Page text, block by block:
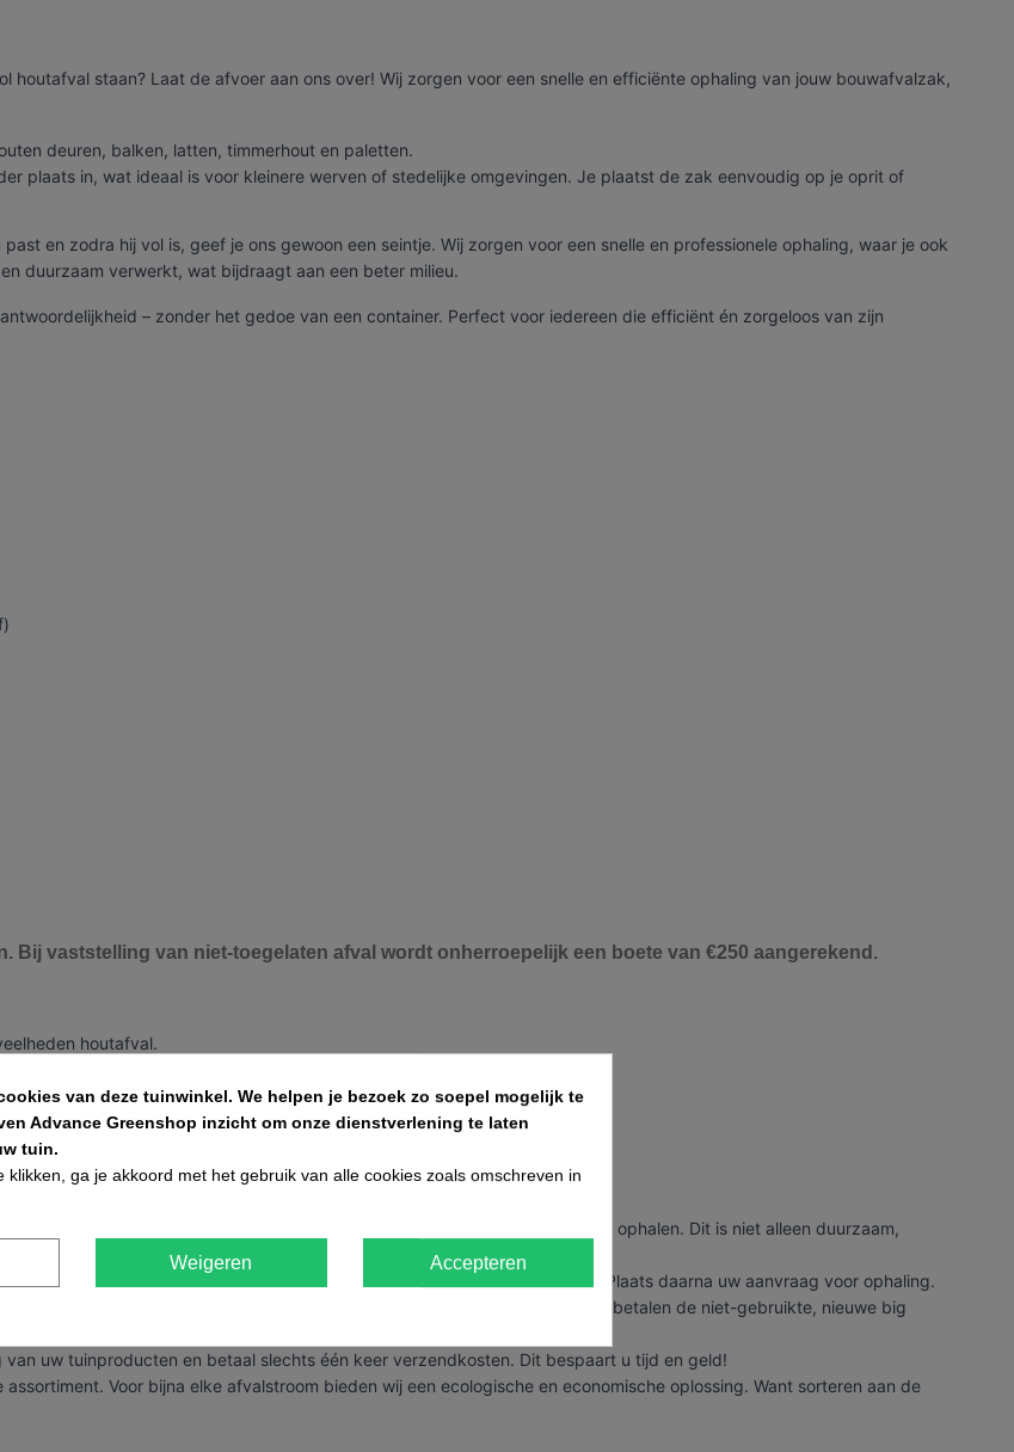
houtafval staan? Laat de afvoer aan ons over! Wij zorgen voor een snelle en efficiënte ophaling van jouw bouwafvalzak,
deuren, balken, latten, timmerhout en paletten.
plaats in, wat ideaal is voor kleinere werven of stedelijke omgevingen. Je plaatst de zak eenvoudig op je oprit of
en zodra hij vol is, geef je ons gewoon een seintje. Wij zorgen voor een snelle en professionele ophaling, waar je ook
duurzaam verwerkt, wat bijdraagt aan een beter milieu.
– zonder het gedoe van een container. Perfect voor iedereen die efficiënt én zorgeloos van zijn
Bij vaststelling van niet-toegelaten afval wordt onherroepelijk een boete van €250 aangerekend.
houtafval.
dat bestand is tegen zware belasting.
een seintje wanneer deze vol is voor ophaling.
van uw afval, zodat u met een gerust hart kunt afvoeren.
tuinproducten? Gooi deze niet weg! Hergebruik ze om uw afval te laten ophalen. Dit is niet alleen duurzaam,
eerst uw lege big bags; u kunt er eenvoudig nog bijbestellen indien nodig. Plaats daarna uw aanvraag voor ophaling.
mee met de chauffeur tijdens de ophaling van de gevulde big bags, en wij betalen de niet-gebruikte, nieuwe big
uw tuinproducten en betaal slechts één keer verzendkosten. Dit bespaart u tijd en geld!
Voor bijna elke afvalstroom bieden wij een ecologische en economische oplossing. Want sorteren aan de
van deze tuinwinkel. We helpen je bezoek zo soepel mogelijk te
Advance Greenshop inzicht om onze dienstverlening te laten
tuin.
klikken, ga je akkoord met het gebruik van alle cookies zoals omschreven in
Weigeren Accepteren